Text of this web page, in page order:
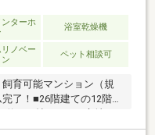
イプ■南向きバルコニー
育可（管理規約による
ターホ
浴室乾燥機
ノベー
ペット相談可
育可能マンション（規
了！■26階建ての12階部
面船場店 徒歩2分◆サ